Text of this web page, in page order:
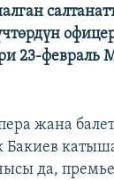
23-февраль
жана балет
да,